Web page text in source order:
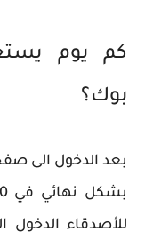
كم يوم
بوك؟
بعد الدخول الى
للأصدقاء الدخول